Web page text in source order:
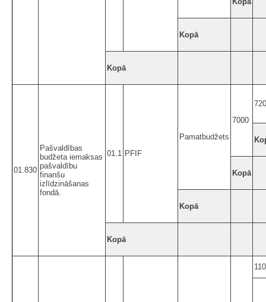
Kopā
Kopā
01.830
Pašvaldības
budžeta iemaksas
pašvaldību
finanšu
izlīdzināšanas
fondā.
01.1 PFIF
Pamatbudžets
7000
Kopā
Kopā
Kopā